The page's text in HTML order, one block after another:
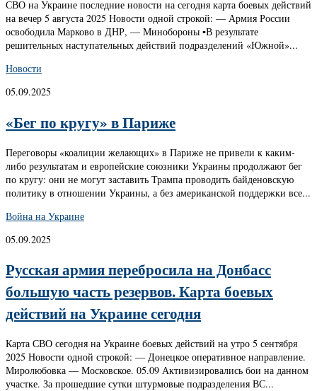
СВО на Украине последние новости на сегодня карта боевых действий
на вечер 5 августа 2025 Новости одной строкой: — Армия России
освободила Марково в ДНР, — Минобороны ▪️В результате
решительных наступательных действий подразделений «Южной»...
Новости
05.09.2025
«Бег по кругу» в Париже
Переговоры «коалиции желающих» в Париже не привели к каким-
либо результатам и европейские союзники Украины продолжают бег
по кругу: они не могут заставить Трампа проводить байденовскую
политику в отношении Украины, а без американской поддержки все...
Война на Украине
05.09.2025
Русская армия перебросила на Донбасс
большую часть резервов. Карта боевых
действий на Украине сегодня
Карта СВО сегодня на Украине боевых действий на утро 5 сентября
2025 Новости одной строкой: — Донецкое оперативное направление.
Миролюбовка — Московское. 05.09 Активизировались бои на данном
участке. За прошедшие сутки штурмовые подразделения ВС...